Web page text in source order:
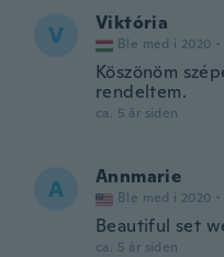
V Viktória
Ble med i 2020 ·
Köszönöm
rendeltem.
ca. 5 år siden
A Annmarie
Ble med i 2020 ·
Beautiful set
ca. 5 år siden